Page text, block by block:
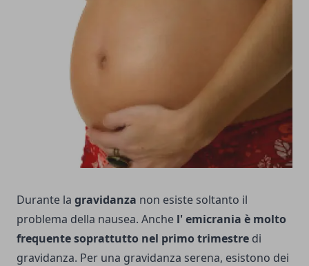
Durante la gravidanza non esiste soltanto il
problema della nausea. Anche l' emicrania è molto
frequente soprattutto nel primo trimestre di
gravidanza. Per una gravidanza serena, esistono dei